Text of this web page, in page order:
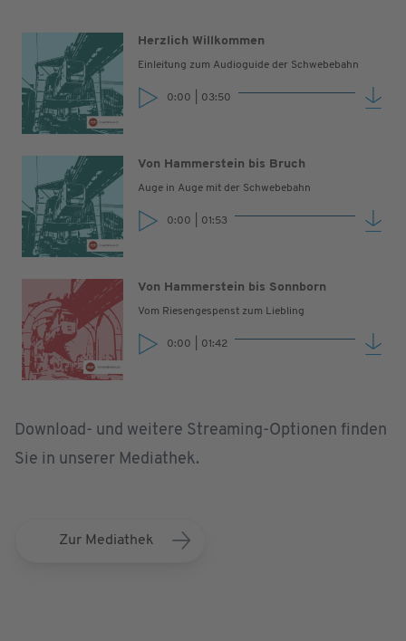
Herzlich Willkommen
Einleitung zum Audioguide der Schwebebahn
0:00 03:50
Von Hammerstein bis Bruch
Auge in Auge mit der Schwebebahn
0:00 01:53
Von Hammerstein bis Sonnborn
Vom Riesengespenst zum Liebling
0:00 01:42
Download- und weitere Streaming-Optionen finden
Sie in unserer Mediathek.
Zur Mediathek